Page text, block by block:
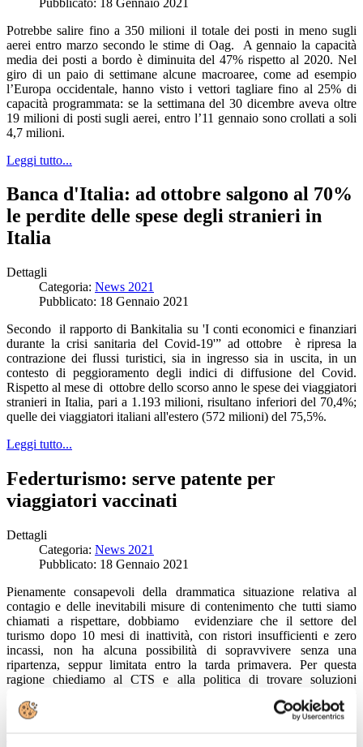
Potrebbe salire fino a 350 milioni il totale dei posti in meno sugli
aerei entro marzo secondo le stime di Oag. A gennaio la capacità
media dei posti a bordo è diminuita del 47% rispetto al 2020. Nel
giro di un paio di settimane alcune macroaree, come ad esempio
l’Europa occidentale, hanno visto i vettori tagliare fino al 25% di
capacità programmata: se la settimana del 30 dicembre aveva oltre
19 milioni di posti sugli aerei, entro l’11 gennaio sono crollati a soli
4,7 milioni.
Leggi tutto...
Banca d'Italia: ad ottobre salgono al 70%
le perdite delle spese degli stranieri in
Italia
Dettagli
Categoria: News 2021
Pubblicato: 18 Gennaio 2021
Secondo il rapporto di Bankitalia su 'I conti economici e finanziari
durante la crisi sanitaria del Covid-19'” ad ottobre è ripresa la
contrazione dei flussi turistici, sia in ingresso sia in uscita, in un
contesto di peggioramento degli indici di diffusione del Covid.
Rispetto al mese di ottobre dello scorso anno le spese dei viaggiatori
stranieri in Italia, pari a 1.193 milioni, risultano inferiori del 70,4%;
quelle dei viaggiatori italiani all'estero (572 milioni) del 75,5%.
Leggi tutto...
Federturismo: serve patente per
viaggiatori vaccinati
Dettagli
Categoria: News 2021
Pubblicato: 18 Gennaio 2021
Pienamente consapevoli della drammatica situazione relativa al
contagio e delle inevitabili misure di contenimento che tutti siamo
chiamati a rispettare, dobbiamo evidenziare che il settore del
turismo dopo 10 mesi di inattività, con ristori insufficienti e zero
incassi, non ha alcuna possibilità di sopravvivere senza una
ripartenza, seppur limitata entro la tarda primavera. Per questa
ragione chiediamo al CTS e alla politica di trovare soluzioni
danno lavoro a 4 milioni di persone.